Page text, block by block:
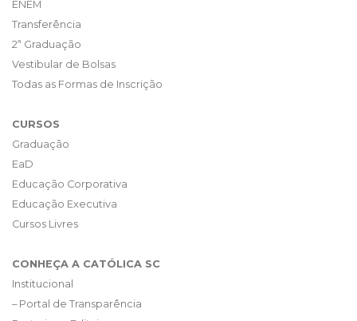
ENEM
Transferência
2ª Graduação
Vestibular de Bolsas
Todas as Formas de Inscrição
CURSOS
Graduação
EaD
Educação Corporativa
Educação Executiva
Cursos Livres
CONHEÇA A CATÓLICA SC
Institucional
– Portal de Transparência